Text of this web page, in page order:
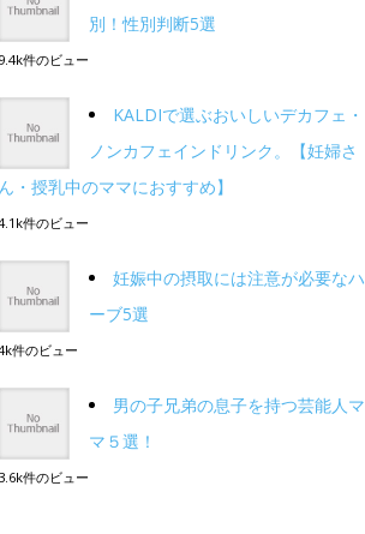
別！性別判断5選
9.4k件のビュー
KALDIで選ぶおいしいデカフェ・
ノンカフェインドリンク。【妊婦さ
ん・授乳中のママにおすすめ】
件のビュー
妊娠中の摂取には注意が必要なハ
ーブ5選
件のビュー
男の子兄弟の息子を持つ芸能人マ
マ５選！
3.6k件のビュー